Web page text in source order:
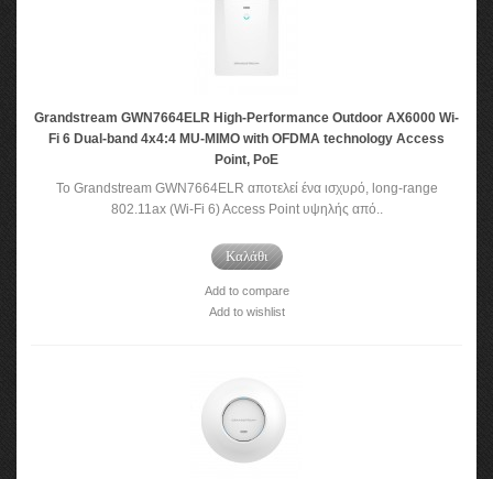
Grandstream GWN7664ELR High-Performance Outdoor AX6000 Wi-
Fi 6 Dual-band 4x4:4 MU-MIMO with OFDMA technology Access
Point, PoE
Το Grandstream GWN7664ELR αποτελεί ένα ισχυρό, long-range
802.11ax (Wi-Fi 6) Access Point υψηλής από..
Καλάθι
Add to compare
Add to wishlist